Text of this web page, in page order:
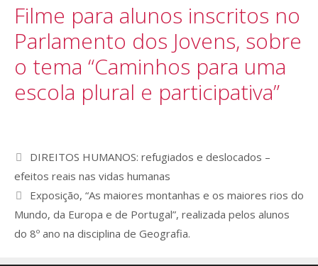
Filme para alunos inscritos no
Parlamento dos Jovens, sobre
o tema “Caminhos para uma
escola plural e participativa”
Navegação
de
DIREITOS HUMANOS: refugiados e deslocados –
efeitos reais nas vidas humanas
Exposição, “As maiores montanhas e os maiores rios do
Mundo, da Europa e de Portugal”, realizada pelos alunos
do 8º ano na disciplina de Geografia.